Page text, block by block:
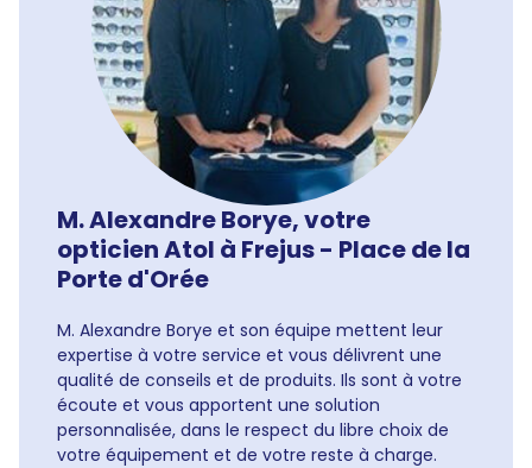
M. Alexandre Borye, votre
opticien Atol à Frejus - Place de la
Porte d'Orée
M. Alexandre Borye et son équipe mettent leur
expertise à votre service et vous délivrent une
qualité de conseils et de produits. Ils sont à votre
écoute et vous apportent une solution
personnalisée, dans le respect du libre choix de
votre équipement et de votre reste à charge.